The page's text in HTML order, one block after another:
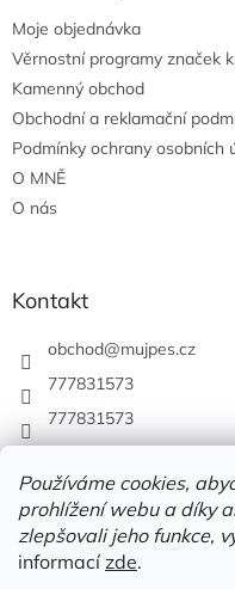
Používáme cookies,
prohlížení webu a díky
zlepšovali jeho funkce,
informacízde.
Moje objednávka
Věrnostní programy značek
Kamenný obchod
Obchodní a reklamační
Podmínky ochrany osobních
O MNĚ
O nás
Kontakt
obchod@mujpes.cz
777831573
777831573